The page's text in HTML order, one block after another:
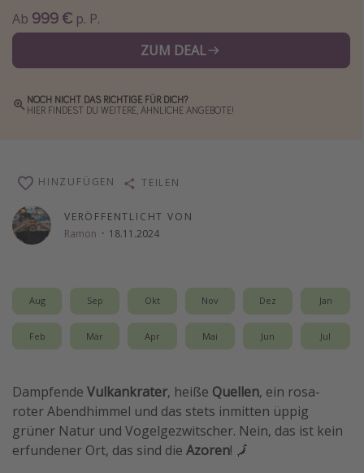
Wellnessurlaub
Disneyland Paris
Roadtrips
Wochenendtrip
Singlereisen
Hotels in Amsterdam
Hotels am Achensee
Weitere Themen
Reise Journal
Familienurlaub in der Türkei
Bahnreisen in der Schweiz
Reisepassfreie Reiseziele
Travel Know How
Ab 999 € p. P.
ZUM DEAL
NOCH NICHT DAS RICHTIGE FÜR DICH?
HIER FINDEST DU WEITERE, ÄHNLICHE ANGEBOTE!
VERÖFFENTLICHT VON
Ramon · 18.11.2024
HINZUFÜGEN TEILEN
Aug Sep Okt Nov Dez Jan
Feb Mär Apr Mai Jun Jul
Dampfende Vulkankrater, heiße Quellen, ein rosa-
roter Abendhimmel und das stets inmitten üppig
grüner Natur und Vogelgezwitscher. Nein, das ist kein
erfundener Ort, das sind die Azoren! 🗾